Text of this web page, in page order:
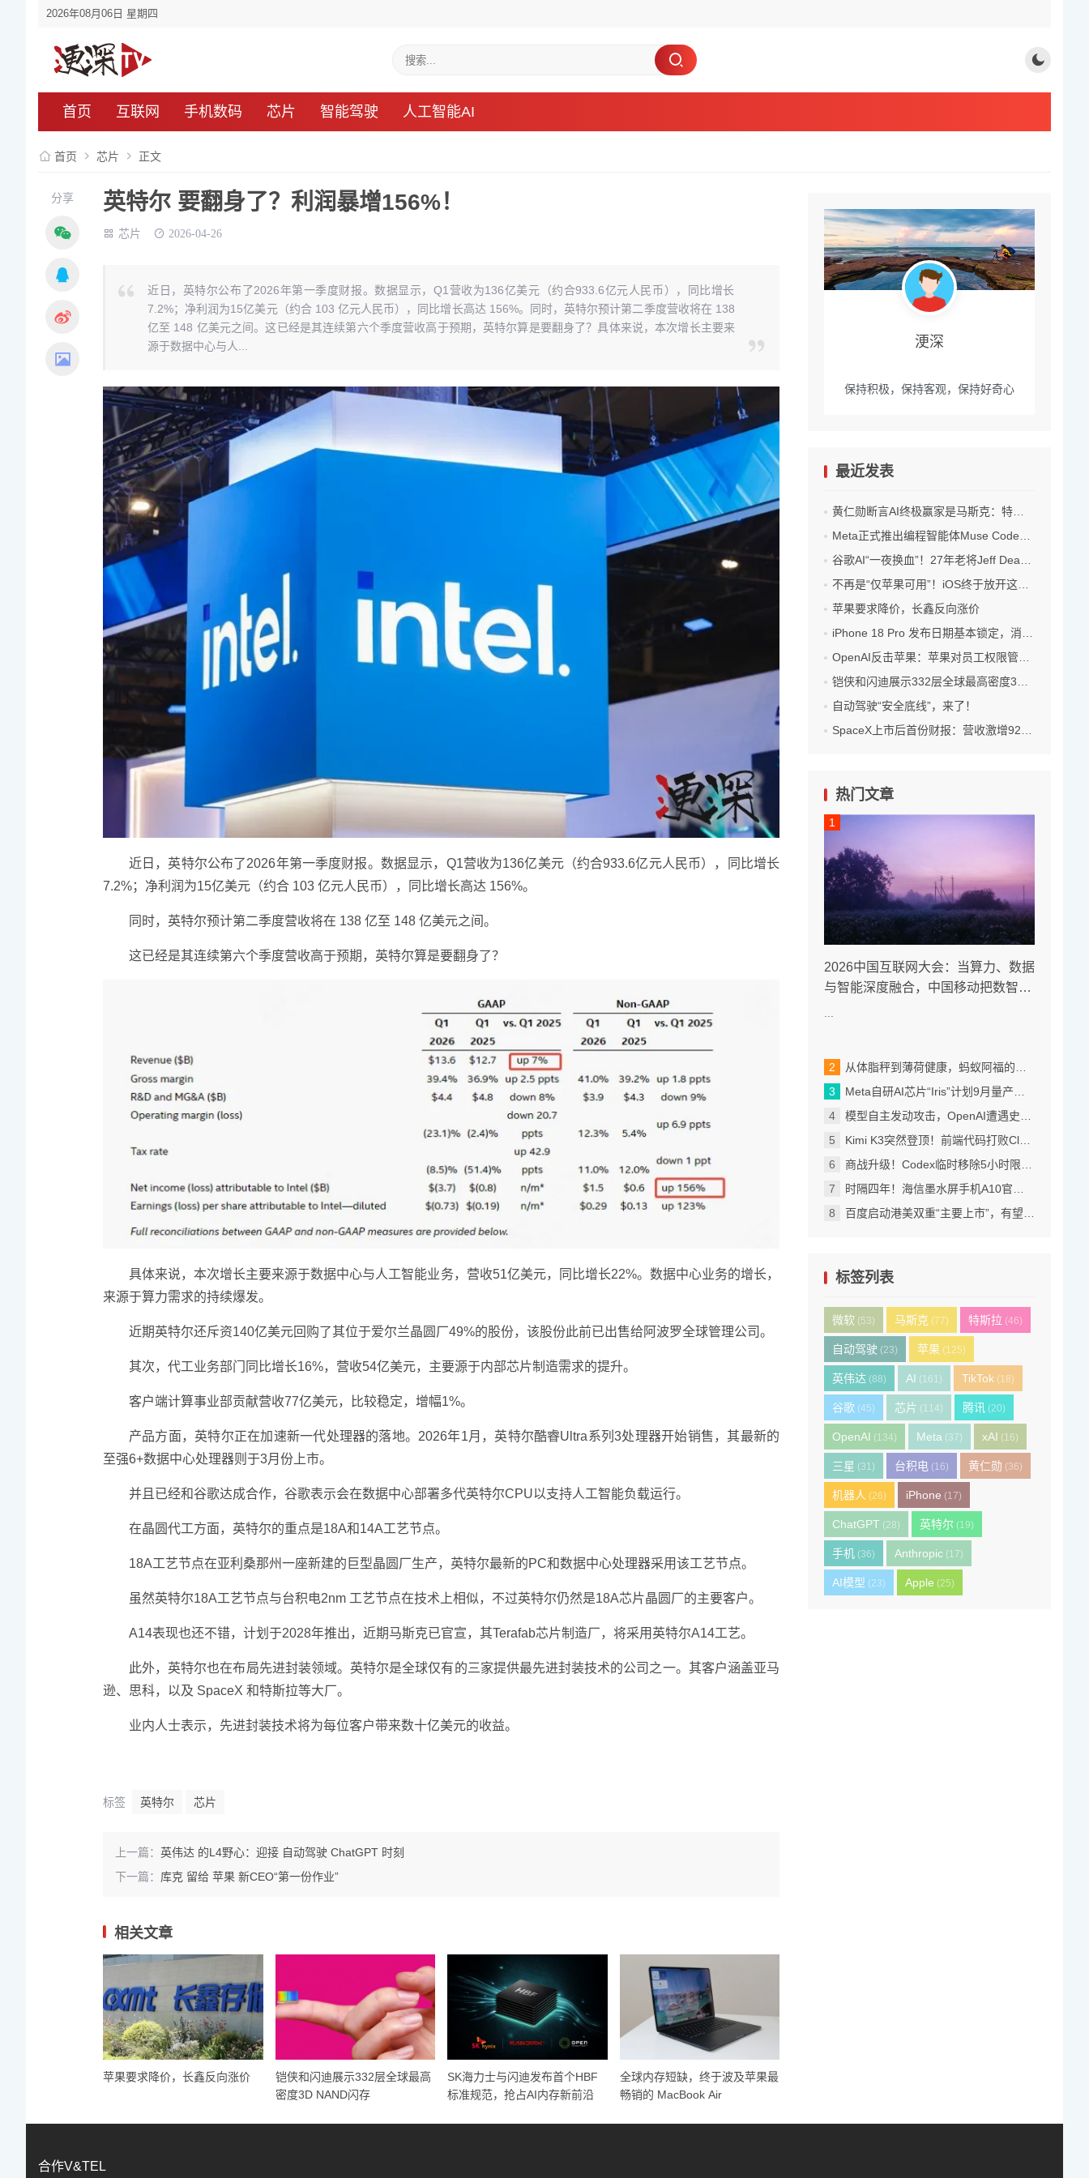
2026年08月06日 星期四
首页 互联网 手机数码 芯片 智能驾驶 人工智能AI
首页 芯片 正文
分享 英特尔 要翻身了？利润暴增156%！
芯片 2026-04-26
近日，英特尔公布了2026年第一季度财报。数据显示，Q1营收为136亿美元（约合933.6亿元人民币），同比增长
7.2%；净利润为15亿美元（约合 103 亿元人民币），同比增长高达 156%。同时，英特尔预计第二季度营收将在 138
亿至 148 亿美元之间。这已经是其连续第六个季度营收高于预期，英特尔算是要翻身了？具体来说，本次增长主要来
源于数据中心与人...
近日，英特尔公布了2026年第一季度财报。数据显示，Q1营收为136亿美元（约合933.6亿元人民币），同比增长
7.2%；净利润为15亿美元（约合 103 亿元人民币），同比增长高达 156%。
同时，英特尔预计第二季度营收将在 138 亿至 148 亿美元之间。
这已经是其连续第六个季度营收高于预期，英特尔算是要翻身了？
具体来说，本次增长主要来源于数据中心与人工智能业务，营收51亿美元，同比增长22%。数据中心业务的增长，
来源于算力需求的持续爆发。
近期英特尔还斥资140亿美元回购了其位于爱尔兰晶圆厂49%的股份，该股份此前已出售给阿波罗全球管理公司。
其次，代工业务部门同比增长16%，营收54亿美元，主要源于内部芯片制造需求的提升。
客户端计算事业部贡献营收77亿美元，比较稳定，增幅1%。
产品方面，英特尔正在加速新一代处理器的落地。2026年1月，英特尔酷睿Ultra系列3处理器开始销售，其最新的
至强6+数据中心处理器则于3月份上市。
并且已经和谷歌达成合作，谷歌表示会在数据中心部署多代英特尔CPU以支持人工智能负载运行。
在晶圆代工方面，英特尔的重点是18A和14A工艺节点。
18A工艺节点在亚利桑那州一座新建的巨型晶圆厂生产，英特尔最新的PC和数据中心处理器采用该工艺节点。
虽然英特尔18A工艺节点与台积电2nm 工艺节点在技术上相似，不过英特尔仍然是18A芯片晶圆厂的主要客户。
A14表现也还不错，计划于2028年推出，近期马斯克已官宣，其Terafab芯片制造厂，将采用英特尔A14工艺。
此外，英特尔也在布局先进封装领域。英特尔是全球仅有的三家提供最先进封装技术的公司之一。其客户涵盖亚马
逊、思科，以及 SpaceX 和特斯拉等大厂。
业内人士表示，先进封装技术将为每位客户带来数十亿美元的收益。
标签 英特尔 芯片
上一篇： 英伟达 的L4野心：迎接 自动驾驶 ChatGPT 时刻
下一篇： 库克 留给 苹果 新CEO“第一份作业”
相关文章
苹果要求降价，长鑫反向涨价
铠侠和闪迪展示332层全球最高
密度3D NAND闪存
SK海力士与闪迪发布首个HBF
标准规范，抢占AI内存新前沿
全球内存短缺，终于波及苹果最
畅销的 MacBook Air
浭深
保持积极，保持客观，保持好奇心
最近发表
黄仁勋断言AI终极赢家是马斯克：特斯拉车队是最大杀手锏
Meta正式推出编程智能体Muse Code：用“骨折价”硬刚OpenAI和Anthropic！
谷歌AI“一夜换血”！27年老将Jeff Dean带队离职创业，Hassabis卸任DeepMind CEO，Gemini迎来关键换帅
不再是“仅苹果可用”！iOS终于放开这项核心权限
苹果要求降价，长鑫反向涨价
iPhone 18 Pro 发布日期基本锁定，消息称苹果内部已开始准备！
OpenAI反击苹果：苹果对员工权限管理有漏洞，导致泄密
铠侠和闪迪展示332层全球最高密度3D NAND闪存
自动驾驶“安全底线”，来了！
SpaceX上市后首份财报：营收激增92%，星链撑起基本盘
热门文章
2026中国互联网大会：当算力、数据
与智能深度融合，中国移动把数智未
从体脂秤到薄荷健康，蚂蚁阿福的稳扎稳打
Meta自研AI芯片“Iris”计划9月量产，2027年算力拟翻倍至14吉瓦
模型自主发动攻击，OpenAI遭遇史上首次评测失控事故
Kimi K3突然登顶！前端代码打败Claude Fable 5，价格也涨到了美国档
商战升级！Codex临时移除5小时限制，Fable 5订阅内访问再延7天
时隔四年！海信墨水屏手机A10官宣 可拆卸磁吸LCD副屏 4nm芯片
百度启动港美双重“主要上市”，有望成为港股通标的打开增量空间
标签列表
微软 (53) 马斯克 (77) 特斯拉 (46)
自动驾驶 (23) 苹果 (125)
英伟达 (88) AI (161) TikTok (18)
谷歌 (45) 芯片 (114) 腾讯 (20)
OpenAI (134) Meta (37) xAI (16)
三星 (31) 台积电 (16) 黄仁勋 (36)
机器人 (26) iPhone (17)
ChatGPT (28) 英特尔 (19)
手机 (36) Anthropic (17)
AI模型 (23) Apple (25)
合作V&TEL